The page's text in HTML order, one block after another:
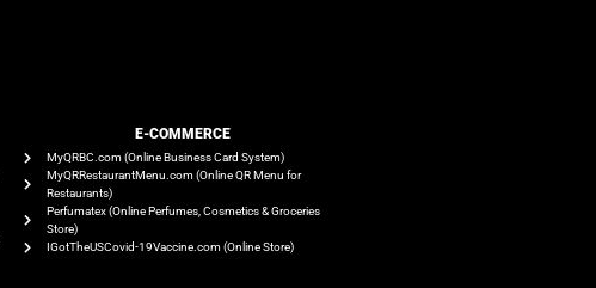
E-COMMERCE
MyQRBC.com (Online Business Card System)
MyQRRestaurantMenu.com (Online QR Menu for
Restaurants)
Perfumatex (Online Perfumes, Cosmetics & Groceries
Store)
IGotTheUSCovid-19Vaccine.com (Online Store)